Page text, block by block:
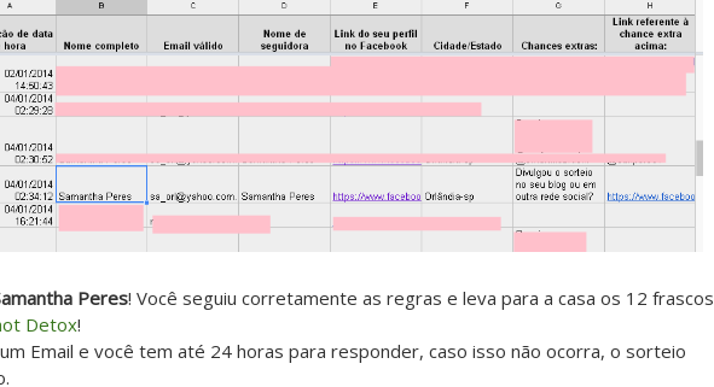
Peres! Você seguiu corretamente as regras e leva para a casa os 12 frascos
Detox!
Email e você tem até 24 horas para responder, caso isso não ocorra, o sorteio